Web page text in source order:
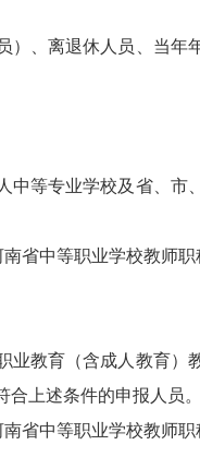
）、离退休人员、当
等专业学校及省、市
南省中等职业学校教师
教育（含成人教育）
上述条件的申报人员。
南省中等职业学校教师